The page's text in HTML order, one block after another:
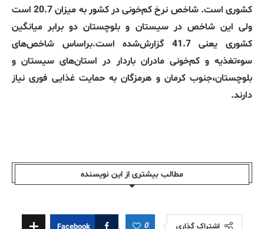
کشوری است. شاخص نرخ کم‌خونی در کشور به میزان 20.7 است
ولی این شاخص در سیستان و بلوچستان دو برابر میانگین
کشوری یعنی 41.7 گزارش‌شده است.براساس شاخص‌های
سوءتغذیه و کم‌خونی مادران باردار در استان‌های سیستان و
بلوچستان،جنوب کرمان و هرمزگان به حمایت غذایی فوری نیاز
دارند.
مطالب بیشتری از این نویسندە
اشتراک گذاری 0